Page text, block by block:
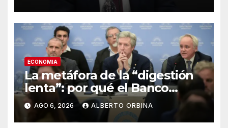
ECONOMIA
La metáfora de la “digestión
lenta”: por qué el Banco
Central no va a rescatar a los
morosos ni a los bancos
AGO 6, 2026 ALBERTO ORBINA